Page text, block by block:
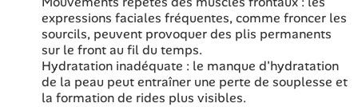
expressions faciales fréquentes, comme froncer les
sourcils, peuvent provoquer des plis permanents
sur le front au fil du temps.
Hydratation inadéquate : le manque d'hydratation
de la peau peut entraîner une perte de souplesse et
la formation de rides plus visibles.